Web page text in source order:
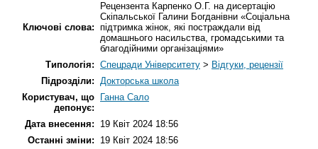
Ключові слова:
Рецензента Карпенко О.Г. на дисертацію
Скіпальської Галини Богданівни «Соціальна
підтримка жінок, які постраждали від
домашнього насильства, громадськими та
благодійними організаціями»
Типологія: Спецради Університету > Відгуки, рецензії
Підрозділи: Докторська школа
Користувач, що
депонує:
Ганна Сало
Дата внесення:
19 Квіт 2024 18:56
Останні зміни:
19 Квіт 2024 18:56